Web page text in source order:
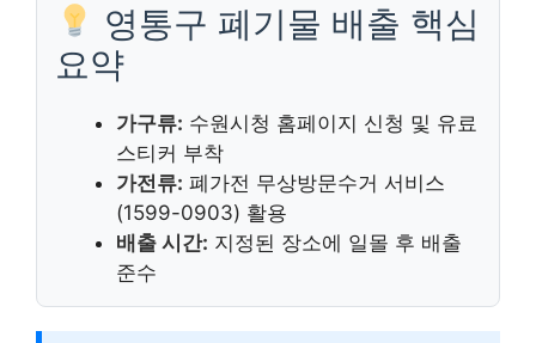
영통구 폐기물 배출 핵심
요약
가구류: 수원시청 홈페이지 신청 및 유료
스티커 부착
가전류: 폐가전 무상방문수거 서비스
(1599-0903) 활용
배출 시간: 지정된 장소에 일몰 후 배출
준수